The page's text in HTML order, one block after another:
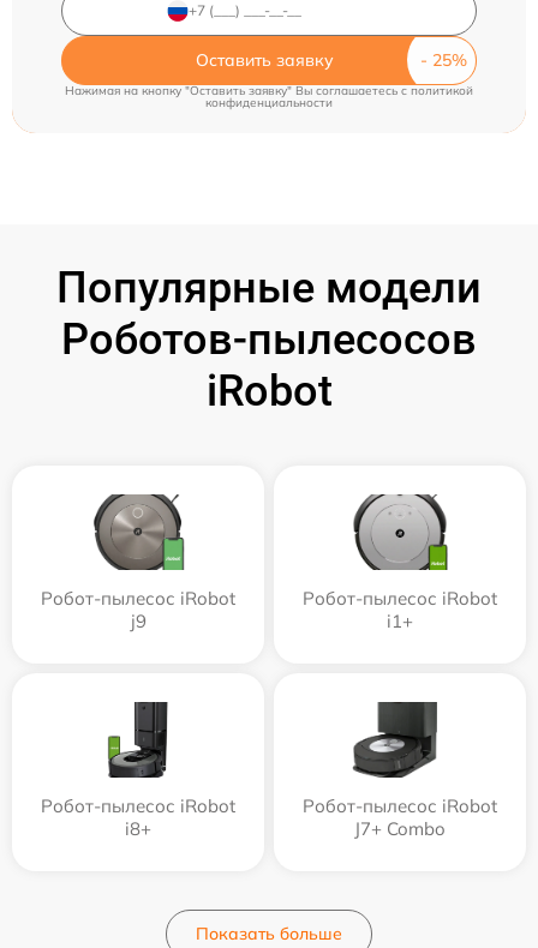
Оставить заявку
Нажимая на кнопку "Оставить заявку" Вы соглашаетесь cполитикой
конфиденциальности
Популярные модели
Роботов-пылесосов
iRobot
Робот-пылесос iRobot
j9
Робот-пылесос iRobot
i1+
Робот-пылесос iRobot
i8+
Робот-пылесос iRobot
J7+ Combo
Показать больше